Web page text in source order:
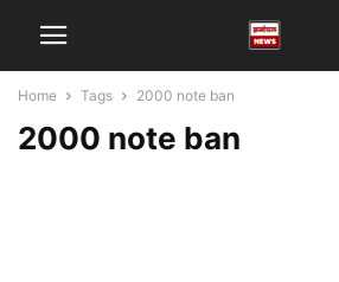
Home Tags 2000 note ban
2000 note ban